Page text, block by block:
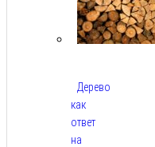
Дерево
как
ответ
на